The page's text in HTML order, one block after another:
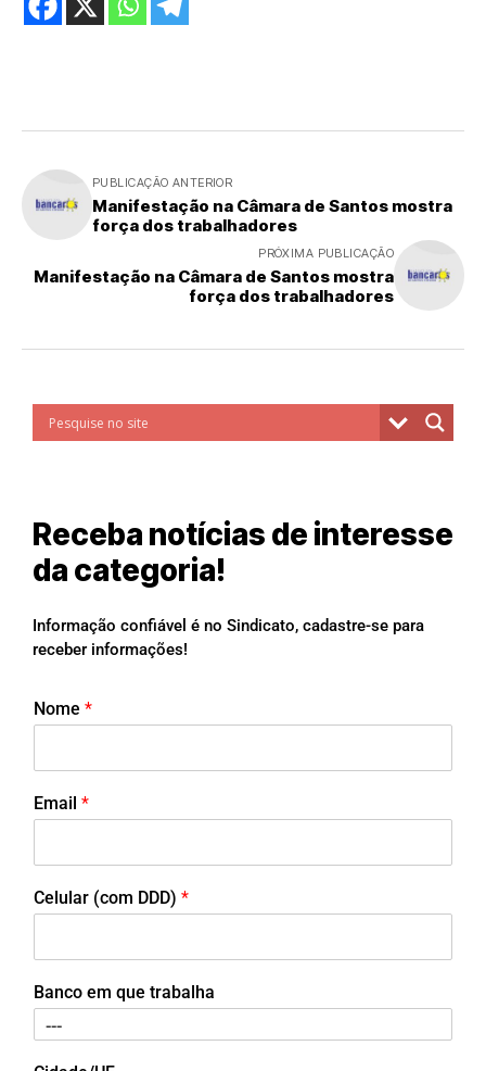
PUBLICAÇÃO ANTERIOR
Manifestação na Câmara de Santos mostra
força dos trabalhadores
PRÓXIMA PUBLICAÇÃO
Manifestação na Câmara de Santos mostra
força dos trabalhadores
Receba notícias de interesse
da categoria!
Informação confiável é no Sindicato, cadastre-se para
receber informações!
Nome *
Email *
Celular (com DDD) *
Banco em que trabalha